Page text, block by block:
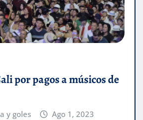
por pagos a músicos de
y goles Ago 1, 2023